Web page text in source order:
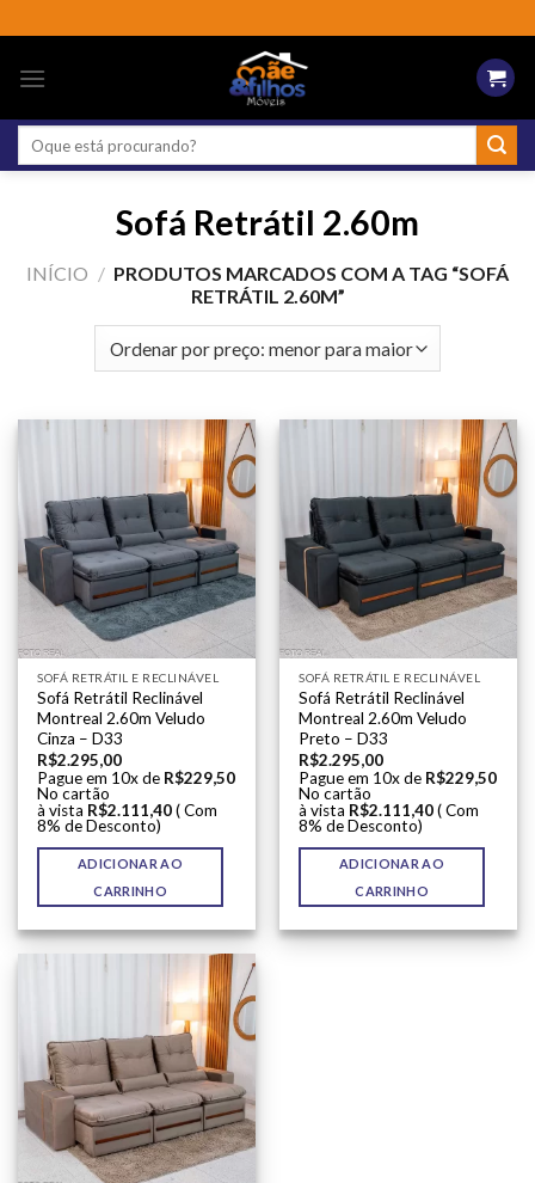
to
content
Pesquisar
Sofá Retrátil 2.60m
INÍCIO / PRODUTOS MARCADOS COM A TAG “SOFÁ
RETRÁTIL 2.60M”
SOFÁ RETRÁTIL E RECLINÁVEL
Sofá Retrátil Reclinável
Montreal 2.60m Veludo
Cinza – D33
R$2.295,00
Pague em 10x de R$229,50
No cartão
à vista R$2.111,40( Com
8% de Desconto)
ADICIONAR AO
CARRINHO
SOFÁ RETRÁTIL E RECLINÁVEL
Sofá Retrátil Reclinável
Montreal 2.60m Veludo
Preto – D33
R$2.295,00
Pague em 10x de R$229,50
No cartão
à vista R$2.111,40( Com
8% de Desconto)
ADICIONAR AO
CARRINHO